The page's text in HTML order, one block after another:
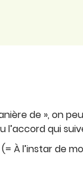
de », on
l’accord qui
À l’instar de